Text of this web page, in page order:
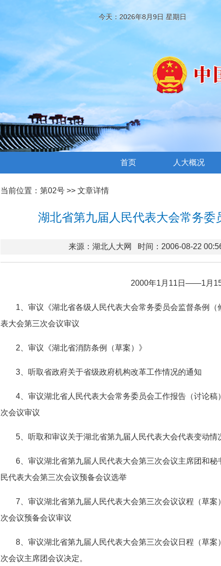
今天：2026年8月9日 星期日
首页 人大概况
当前位置： 第02号 >> 文章详情
湖北省第九届人民代表大会常务委
来源：湖北人大网 时间：2006-08-22
2000年1月11日——1月
1、审议《湖北省各级人民代表大会常务委员会监督条例
表大会第三次会议审议
2、审议《湖北省消防条例（草案）》
3、听取省政府关于省级政府机构改革工作情况的通知
4、审议湖北省人民代表大会常务委员会工作报告（讨论
次会议审议
5、听取和审议关于湖北省第九届人民代表大会代表变动情
6、审议湖北省第九届人民代表大会第三次会议主席团和
民代表大会第三次会议预备会议选举
7、审议湖北省第九届人民代表大会第三次会议议程（草
次会议预备会议审议
8、审议湖北省第九届人民代表大会第三次会议日程（草
次会议主席团会议决定。